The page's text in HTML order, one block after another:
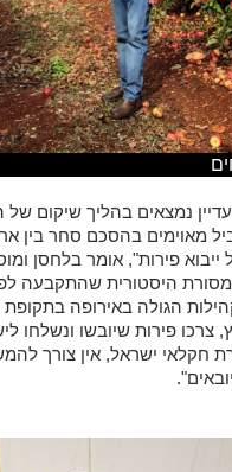
נמצאים בהליך שיקום
מאוימים בהסכם סחר בין
פירות", אומר בלחסן
היסטורית שהתקבעה
הגולה באירופה
צרכו פירות שיובשו ונשלחו
חקלאי ישראל, אין צורך